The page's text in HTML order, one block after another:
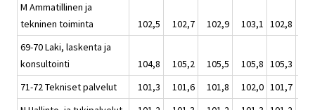
M Ammatillinen ja
tekninen toiminta
102,5 102,7 102,9 103,1 102,8
69-70 Laki, laskenta ja
konsultointi
104,8 105,2 105,5 105,8 105,3
71-72 Tekniset palvelut
101,3 101,6 101,8 102,0 101,7